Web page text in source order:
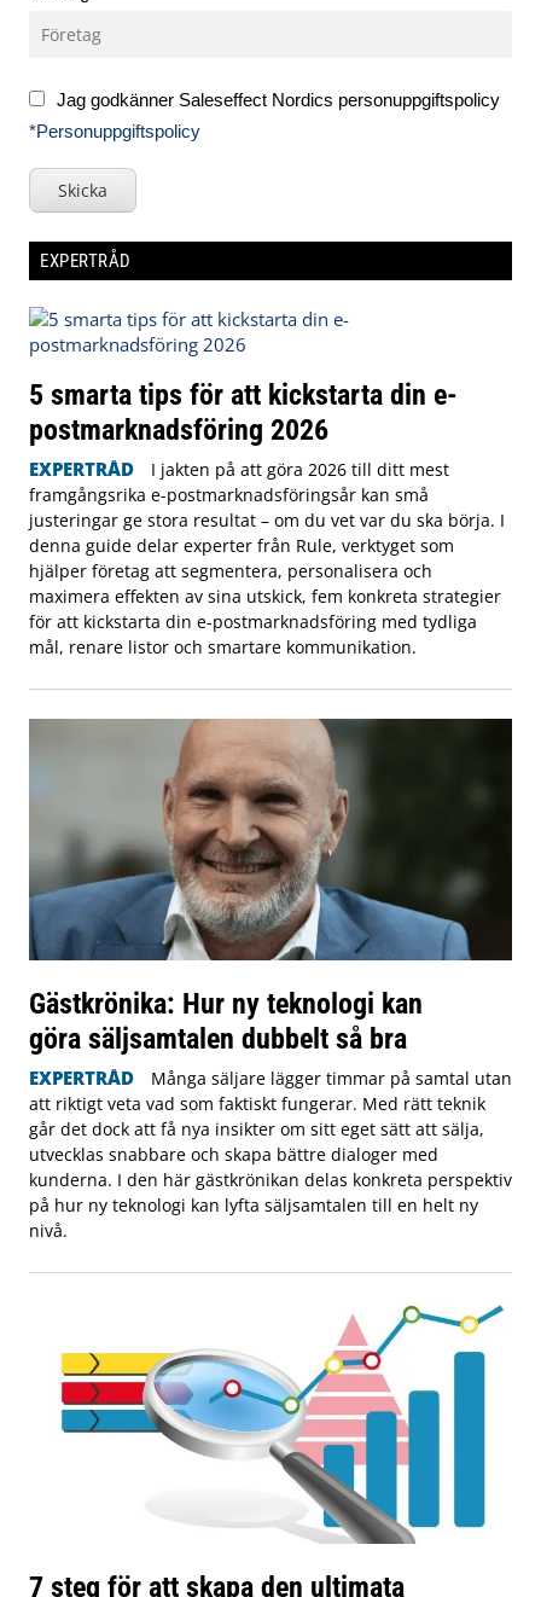
Jag godkänner Saleseffect Nordics personuppgiftspolicy
*Personuppgiftspolicy
Skicka
EXPERTRÅD
5 smarta tips för att kickstarta din e-
postmarknadsföring 2026
EXPERTRÅD
I jakten på att göra 2026 till ditt mest
framgångsrika e-postmarknadsföringsår kan små
justeringar ge stora resultat – om du vet var du ska börja. I
denna guide delar experter från Rule, verktyget som
hjälper företag att segmentera, personalisera och
maximera effekten av sina utskick, fem konkreta strategier
för att kickstarta din e-postmarknadsföring med tydliga
mål, renare listor och smartare kommunikation.
Gästkrönika: Hur ny teknologi kan
göra säljsamtalen dubbelt så bra
EXPERTRÅD
Många säljare lägger timmar på samtal utan
att riktigt veta vad som faktiskt fungerar. Med rätt teknik
går det dock att få nya insikter om sitt eget sätt att sälja,
utvecklas snabbare och skapa bättre dialoger med
kunderna. I den här gästkrönikan delas konkreta perspektiv
på hur ny teknologi kan lyfta säljsamtalen till en helt ny
nivå.
7 steg för att skapa den ultimata